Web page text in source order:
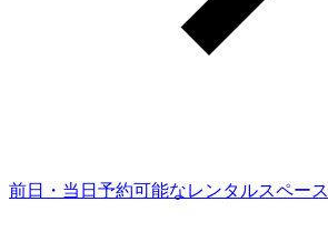
前日・当日予約可能なレンタルスペース